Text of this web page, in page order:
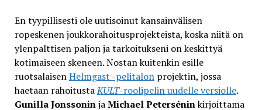
En tyypillisesti ole uutisoinut kansainvälisen
ropeskenen joukkorahoitusprojekteista, koska niitä on
ylenpalttisen paljon ja tarkoitukseni on keskittyä
kotimaiseen skeneen. Nostan kuitenkin esille
ruotsalaisenHelmgast -pelitalonprojektin, jossa
haetaan rahoitustaKULT-roolipelin uudelle versiolle.
Gunilla JonssoninjaMichael Peterséninkirjoittama